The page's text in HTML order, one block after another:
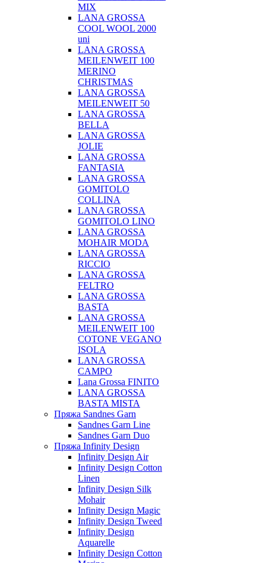
MIX
LANA GROSSA
COOL WOOL 2000
uni
LANA GROSSA
MEILENWEIT 100
MERINO
CHRISTMAS
LANA GROSSA
MEILENWEIT 50
LANA GROSSA
BELLA
LANA GROSSA
JOLIE
LANA GROSSA
FANTASIA
LANA GROSSA
GOMITOLO
COLLINA
LANA GROSSA
GOMITOLO LINO
LANA GROSSA
MOHAIR MODA
LANA GROSSA
RICCIO
LANA GROSSA
FELTRO
LANA GROSSA
BASTA
LANA GROSSA
MEILENWEIT 100
COTONE VEGANO
ISOLA
LANA GROSSA
CAMPO
Lana Grossa FINITO
LANA GROSSA
BASTA MISTA
Пряжа Sandnes Garn
Sandnes Garn Line
Sandnes Garn Duo
Пряжа Infinity Design
Infinity Design Air
Infinity Design Cotton
Linen
Infinity Design Silk
Mohair
Infinity Design Magic
Infinity Design Tweed
Infinity Design
Aquarelle
Infinity Design Cotton